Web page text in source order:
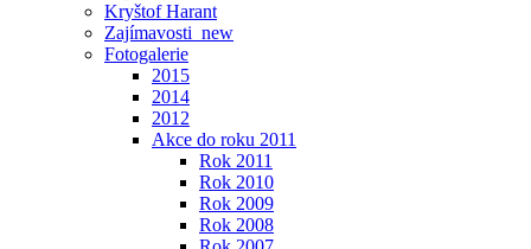
Kryštof Harant
Zajímavosti_new
Fotogalerie
2015
2014
2012
Akce do roku 2011
Rok 2011
Rok 2010
Rok 2009
Rok 2008